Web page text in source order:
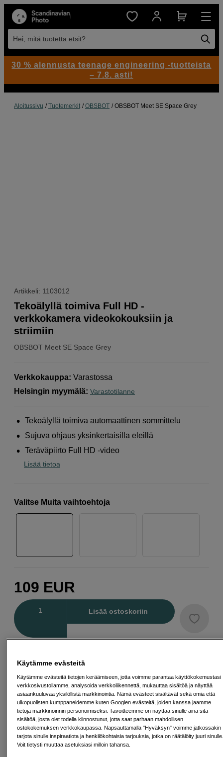
Hei, mitä tuotetta etsit?
Aloitussivu Tuotemerkit OBSBOT OBSBOT Meet SE Space Grey
Artikkeli: 1103012
OBSBOT Meet SE Space Grey
Tekoälyllä toimiva Full HD -
verkkokamera videokokouksiin ja
striimiin
Verkkokauppa: Varastossa
Helsingin myymälä: Varastotilanne
Tekoälyllä toimiva automaattinen sommittelu
Sujuva ohjaus yksinkertaisilla eleillä
Teräväpiirto Full HD -video
Lisää tietoa
Valitse Muita vaihtoehtoja
109 EUR
Lisää ostoskoriin
Esimerkki: 36 kk, 4 EUR/kk, yhteensä 149 EUR, todellinen vuosikorko
19,07 %
Avausmaksu 5 EUR, laskutusmaksu 0 EUR/kk lisäksi
Lainaaminen maksaa!
Jos et pysty maksamaan velkaa ajoissa, saatat
saada maksuhäiriömerkinnän. Se voi vaikeuttaa asunnon vuokraamista,
liittymien tekemistä ja uusien lainojen saamista. Apua saat kuntasi talous- ja
velkaneuvonnasta. Yhteystiedot löydät sivulta kkv.fi (avautuu uuteen
välilehteen)
30 % alennusta teenage engineering -tuotteista
– 7.8. asti!
Käytämme evästeitä
Käytämme evästeitä tietojen keräämiseen, jotta voimme parantaa käyttökokemustasi
verkkosivustollamme, analysoida verkkoliikennettä, mukauttaa sisältöä ja näyttää
asiaankuuluvaa yksilöllistä markkinointia. Nämä evästeet sisältävät sekä omia että
ulkopuolisten kumppaneidemme kuten Googlen evästeitä, joiden kanssa jaamme
tietoja markkinoinnin personoimiseksi. Tavoitteemme on näyttää sinulle aina sitä
sisältöä, josta olet todella kiinnostunut, jotta saat parhaan mahdollisen
ostokokemuksen verkkokaupassa. Napsauttamalla "Hyväksyn" voimme jatkossakin
tarjota sinulle inspiraatiota ja henkilökohtaisia tarjouksia, jotka on räätälöity juuri
Voit tietysti muuttaa asetuksiasi milloin tahansa.